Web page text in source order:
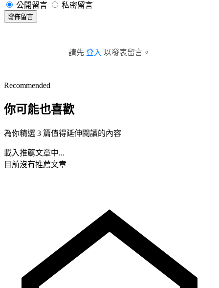
公開留言 私密留言
發佈留言
請先 登入 以發表留言。
Recommended
你可能也喜歡
為你精選 3 篇值得延伸閱讀的內容
載入推薦文章中...
目前沒有推薦文章